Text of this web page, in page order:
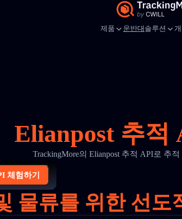
제품 운반대 솔루션
Elianpost 추적
TrackingMore의 Elianpost 추적 API로 추
체험하기
물류를 위한 선도